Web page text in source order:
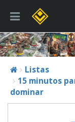
Listas
15 minutos
dominar